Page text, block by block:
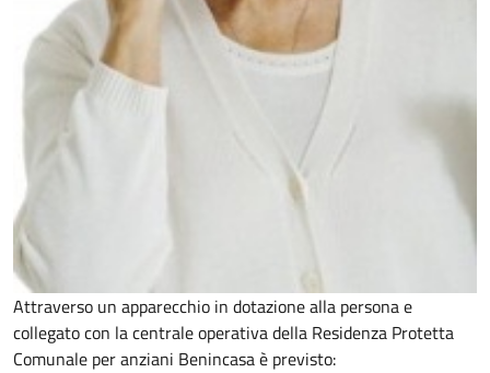
Attraverso un apparecchio in dotazione alla persona e
collegato con la centrale operativa della Residenza Protetta
Comunale per anziani Benincasa è previsto: